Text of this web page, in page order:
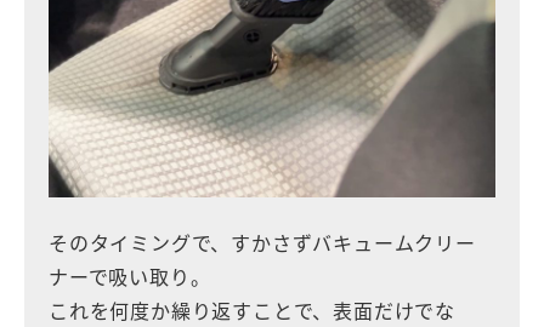
そのタイミングで、すかさずバキュームクリー
ナーで吸い取り。
これを何度か繰り返すことで、表面だけでな